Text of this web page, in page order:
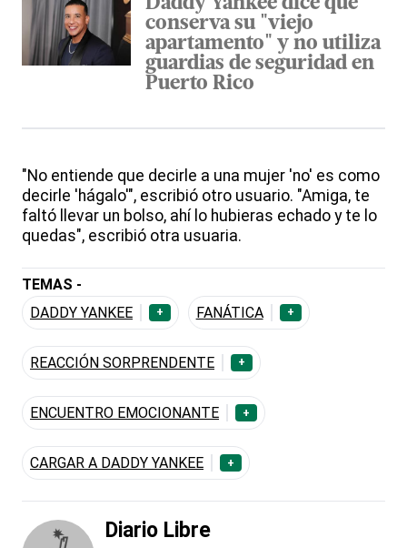
Daddy Yankee dice que
conserva su "viejo
apartamento" y no utiliza
guardias de seguridad en
Puerto Rico
"No entiende que decirle a una mujer 'no' es como
decirle 'hágalo'", escribió otro usuario. "Amiga, te
faltó llevar un bolso, ahí lo hubieras echado y te lo
quedas", escribió otra usuaria.
TEMAS -
DADDY YANKEE
+ FANÁTICA +
REACCIÓN SORPRENDENTE +
ENCUENTRO EMOCIONANTE +
CARGAR A DADDY YANKEE +
Diario Libre